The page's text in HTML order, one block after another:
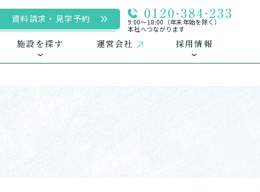
施設を探す 運営会社 採用情報
9:00〜18:00（年末年始を除く）
本社へつながります
資料請求・見学予約